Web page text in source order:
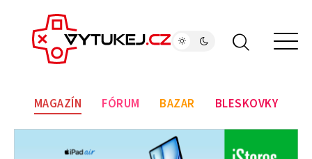
MAGAZÍN FÓRUM BAZAR BLESKOVKY